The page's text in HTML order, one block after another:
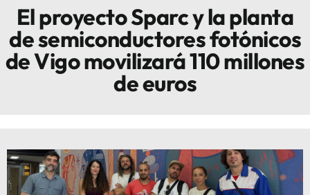
Innova
El proyecto Sparc y la planta
de semiconductores fotónicos
de Vigo movilizará 110 millones
de euros